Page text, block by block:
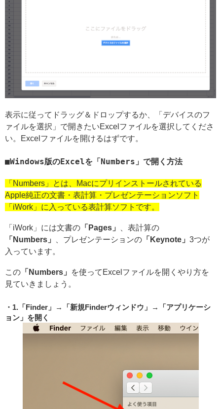
表示に従ってドラッグ＆ドロップするか、「デバイスのフ
ァイルを選択」で開きたいExcelファイルを選択してくださ
い。Excelファイルを開けるはずです。
Windows版のExcelを「Numbers」で開く方法
「Numbers」とは、Macにプリインストールされている
Apple純正の文書・表計算・プレゼンテーションソフト
「iWork」に入っている表計算ソフトです。
「iWork」には文書の 「Pages」
、表計算の
「Numbers」
、プレゼンテーションの 「Keynote」 3つが
入っています。
この 「Numbers」
を使ってExcelファイルを開くやり方を
見ていきましょう。
1.「Finder」→「新規Finderウィンドウ」→「アプリケーシ
ョン」を開く